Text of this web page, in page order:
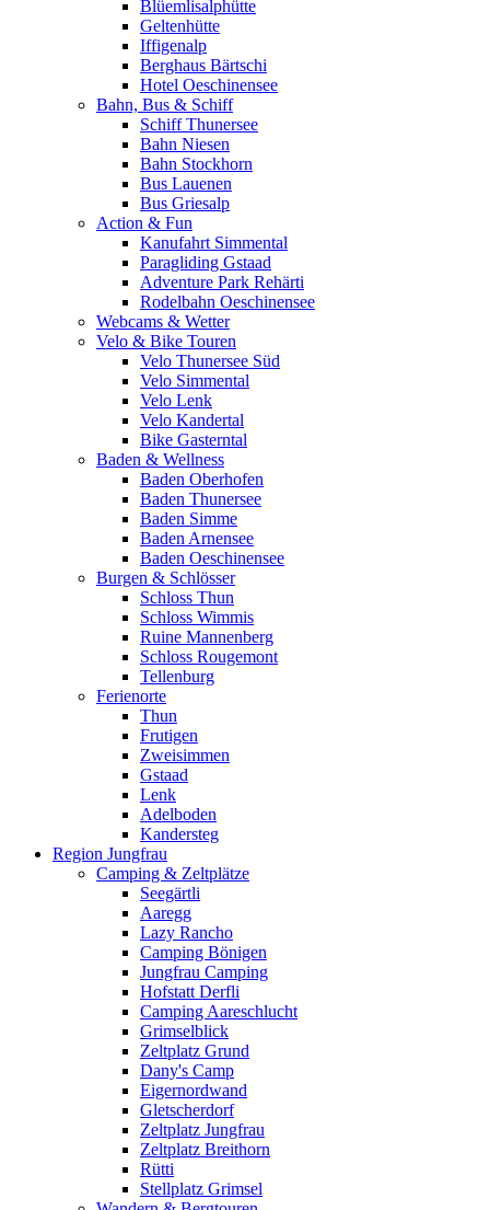
Blüemlisalphütte
Geltenhütte
Iffigenalp
Berghaus Bärtschi
Hotel Oeschinensee
Bahn, Bus & Schiff
Schiff Thunersee
Bahn Niesen
Bahn Stockhorn
Bus Lauenen
Bus Griesalp
Action & Fun
Kanufahrt Simmental
Paragliding Gstaad
Adventure Park Rehärti
Rodelbahn Oeschinensee
Webcams & Wetter
Velo & Bike Touren
Velo Thunersee Süd
Velo Simmental
Velo Lenk
Velo Kandertal
Bike Gasterntal
Baden & Wellness
Baden Oberhofen
Baden Thunersee
Baden Simme
Baden Arnensee
Baden Oeschinensee
Burgen & Schlösser
Schloss Thun
Schloss Wimmis
Ruine Mannenberg
Schloss Rougemont
Tellenburg
Ferienorte
Thun
Frutigen
Zweisimmen
Gstaad
Lenk
Adelboden
Kandersteg
Region Jungfrau
Camping & Zeltplätze
Seegärtli
Aaregg
Lazy Rancho
Camping Bönigen
Jungfrau Camping
Hofstatt Derfli
Camping Aareschlucht
Grimselblick
Zeltplatz Grund
Dany's Camp
Eigernordwand
Gletscherdorf
Zeltplatz Jungfrau
Zeltplatz Breithorn
Rütti
Stellplatz Grimsel